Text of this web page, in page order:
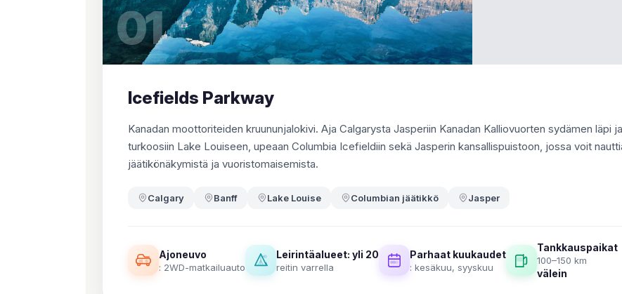
01
Icefields Parkway
Kanadan moottoriteiden kruununjalokivi. Aja Calgarysta Jasperiin Kanadan Kalliovuorten sydämen läpi
turkoosiin Lake Louiseen, upeaan Columbia Icefieldiin sekä Jasperin kansallispuistoon, jossa voit
jäätikönäkymistä ja vuoristomaisemista.
Calgary Banff Lake Louise Columbian jäätikkö Jasper
Ajoneuvo
: 2WD-matkailuauto
Leirintäalueet: yli 20
reitin varrella
Parhaat kuukaudet
: kesäkuu, syyskuu
Tankkauspaikat
100–150 km
välein